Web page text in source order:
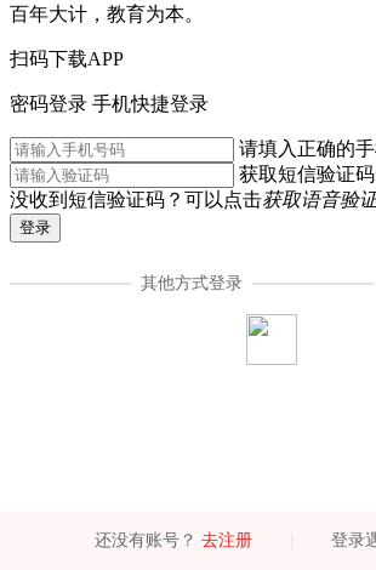
百年大计，教育为本。
扫码下载APP
密码登录 手机快捷登录
请填入正确的手
获取短信验证码
没收到短信验证码？可以点击获取语音验
登录
其他方式登录
还没有账号？ 去注册 登录